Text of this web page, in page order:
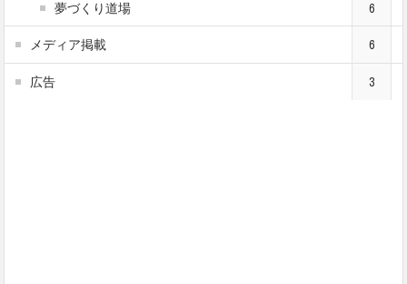
夢づくり道場 6
メディア掲載 6
広告 3